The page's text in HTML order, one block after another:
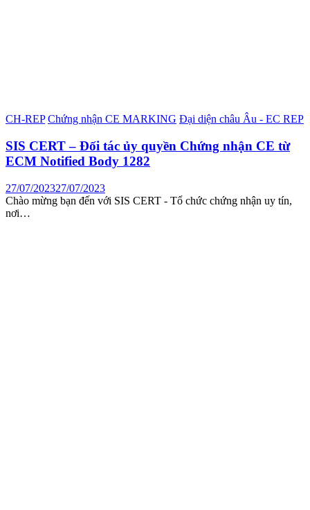
CH-REP Chứng nhận CE MARKING Đại diện châu Âu - EC REP
SIS CERT – Đối tác ủy quyền Chứng nhận CE từ
ECM Notified Body 1282
27/07/202327/07/2023
Chào mừng bạn đến với SIS CERT - Tổ chức chứng nhận uy tín,
nơi…